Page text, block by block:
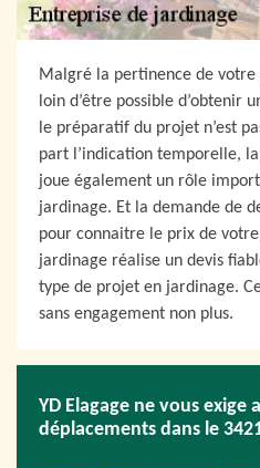
Malgré la pertinence de
loin d’être possible d’obtenir
le préparatif du projet n’est
part l’indication temporelle,
joue également un rôle
jardinage. Et la demande de
pour connaitre le prix de
jardinage réalise un devis
type de projet en jardinage.
sans engagement non plus.
YD Elagage ne vous
déplacements dans le